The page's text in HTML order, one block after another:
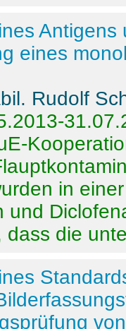
eines
Rudolf
in
und
dass die